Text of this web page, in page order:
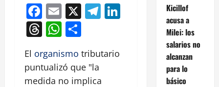
Facebook
Email
X Telegram
LinkedIn
Threads
WhatsApp
El organismo tributario
puntualizó que "la
medida no implica
Kicillof
acusa a
Milei: los
salarios no
alcanzan
para lo
básico